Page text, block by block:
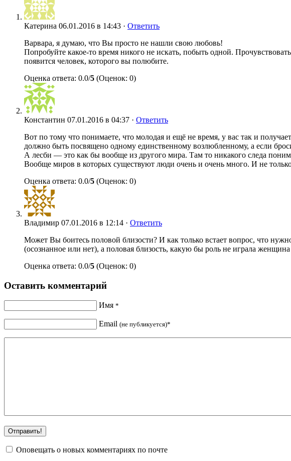
Катерина 06.01.2016 в 14:43 · Ответить
Варвара, я думаю, что Вы просто не нашли свою любовь!
Попробуйте какое-то время никого не искать, побыть одной.
появится человек, которого вы полюбите.
Оценка ответа: 0.0/5 (Оценок: 0)
Константин 07.01.2016 в 04:37 · Ответить
Вот по тому что понимаете, что молодая и ещё не время, у вас так и
должно быть посвящено одному единственному возлюбленному, а если
А лесби — это как бы вообще из другого мира. Там то никакого следа
Вообще миров в которых существуют люди очень и очень много. И не
Оценка ответа: 0.0/5 (Оценок: 0)
Владимир 07.01.2016 в 12:14 · Ответить
Может Вы боитесь половой близости? И как только встает вопрос, что
(осознанное или нет), а половая близость, какую бы роль не играла
Оценка ответа: 0.0/5 (Оценок: 0)
Оставить комментарий
Имя *
Email (не публикуется)*
Оповещать о новых комментариях по почте